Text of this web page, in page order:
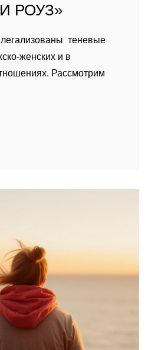
РОУЗ»
теневые
женских и в
Рассмотрим